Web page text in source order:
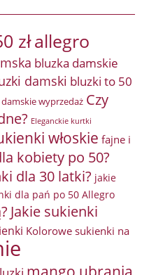
złallegro
bluzka damskie
damski bluzki to 50
wyprzedaż Czy
Eleganckie kurtki
włoskie fajne i
kobiety po 50?
dla 30 latki? jakie
dla pań po 50 Allegro
Jakie sukienki
Kolorowe sukienki na